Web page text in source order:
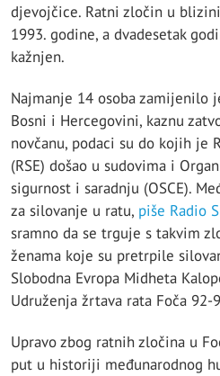
djevojčice. Ratni zločin u
1993. godine, a dvadesetak
kažnjen.
Najmanje 14 osoba zamijenilo
Bosni i Hercegovini, kaznu
novčanu, podaci su do kojih je
(RSE) došao u sudovima i
sigurnost i saradnju (OSCE).
za silovanje u ratu, piše Radio
sramno da se trguje s takvim
ženama koje su pretrpile
Slobodna Evropa Midheta
Udruženja žrtava rata Foča 92-
Upravo zbog ratnih zločina u
put u historiji međunarodnog